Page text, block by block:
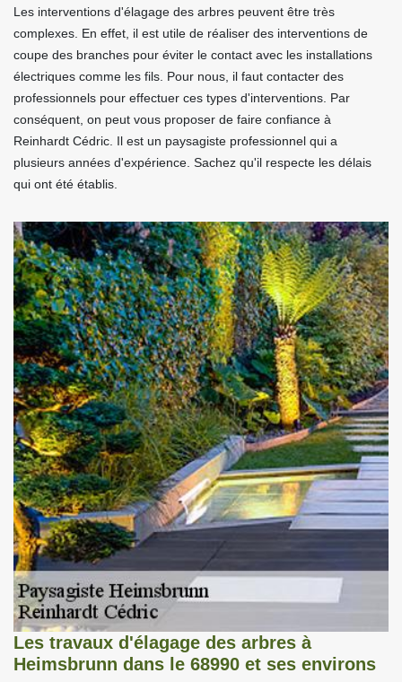
Les interventions d'élagage des arbres peuvent être très
complexes. En effet, il est utile de réaliser des interventions de
coupe des branches pour éviter le contact avec les installations
électriques comme les fils. Pour nous, il faut contacter des
professionnels pour effectuer ces types d'interventions. Par
conséquent, on peut vous proposer de faire confiance à
Reinhardt Cédric. Il est un paysagiste professionnel qui a
plusieurs années d'expérience. Sachez qu'il respecte les délais
qui ont été établis.
Les travaux d'élagage des arbres à
Heimsbrunn dans le 68990 et ses environs